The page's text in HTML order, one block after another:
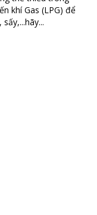
khí Gas (LPG) để